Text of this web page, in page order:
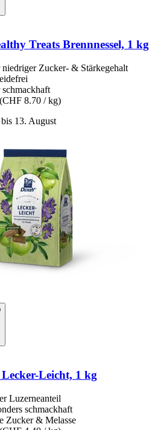
Treats Brennnessel, 1 kg
niedriger Zucker- & Stärkegehalt
schmackhaft
(CHF 8.70 / kg)
13. August
​Leicht, 1 kg
Luzerneanteil
schmackhaft
Zucker & Melasse